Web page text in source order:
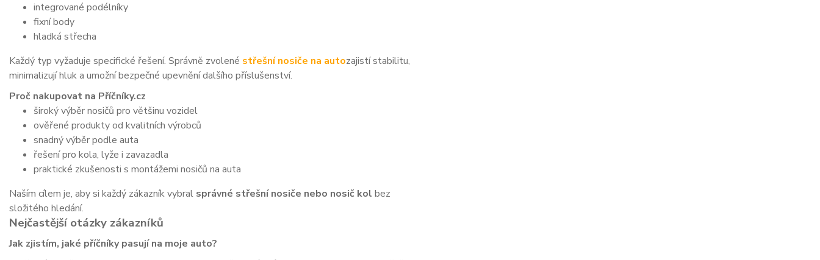
integrované podélníky
fixní body
hladká střecha
Každý typ vyžaduje specifické řešení. Správně zvolené střešní nosiče na autozajistí stabilitu,
minimalizují hluk a umožní bezpečné upevnění dalšího příslušenství.
Proč nakupovat na Příčníky.cz
široký výběr nosičů pro většinu vozidel
ověřené produkty od kvalitních výrobců
snadný výběr podle auta
řešení pro kola, lyže i zavazadla
praktické zkušenosti s montážemi nosičů na auta
Naším cílem je, aby si každý zákazník vybral správné střešní nosiče nebo nosič kol bez
složitého hledání.
Nejčastější otázky zákazníků
Jak zjistím, jaké příčníky pasují na moje auto?